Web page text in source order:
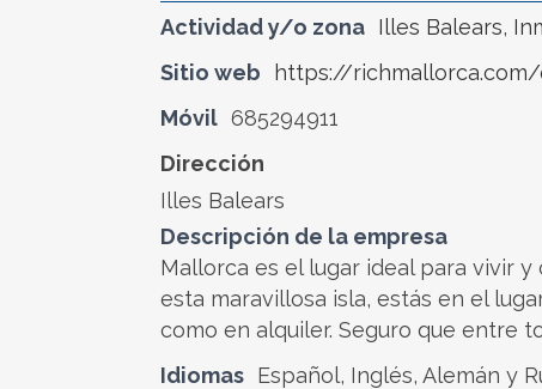
Actividad y/o zona Illes Balears,
Sitio web
https://richmallorca.com/
Móvil 685294911
Dirección
Illes Balears
Descripción de la empresa
Mallorca es el lugar ideal para vivir
esta maravillosa isla, estás en el
como en alquiler. Seguro que entre
Idiomas Español, Inglés, Alemán y